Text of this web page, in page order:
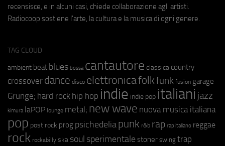
recensisce, e in alcuni casi, chiede collaborazione agli artisti.
Radiocoop sostiene l'arte, la cultura e la musica di ogni genere.
TAG CLOUD
ambient beat blues bossa cantautore classica country
crossover dance disco elettronicafolkfunk fusion garage
Grunge; hard rock hip hop indie indie pop italiani jazz
kimura laPOP lounge metal; new wave nuova musica italiana
pop post rock prog psichedeliapunk r&b rap rap italiano reggae
rock rockabilly ska soul sperimentale stoner swing trap